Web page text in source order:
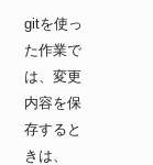
gitを使っ
た作業で
は、変更
内容を保
存すると
きは、